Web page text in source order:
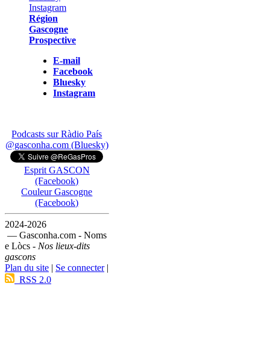
Région
Gascogne
Prospective
E-mail
Facebook
Bluesky
Instagram
Podcasts sur Ràdio País
@gasconha.com (Bluesky)
Esprit GASCON
(Facebook)
Couleur Gascogne
(Facebook)
2024-2026
— Gasconha.com - Noms
e Lòcs - Nos lieux-dits
gascons
Plan du site | Se connecter|
RSS 2.0